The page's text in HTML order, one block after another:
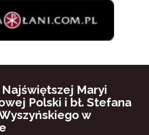
Najświętszej Maryi
Polski i bł. Stefana
w